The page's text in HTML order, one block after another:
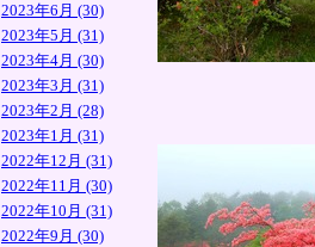
2023年6月 (30)
2023年5月 (31)
2023年4月 (30)
2023年3月 (31)
2023年2月 (28)
2023年1月 (31)
2022年12月 (31)
2022年11月 (30)
2022年10月 (31)
2022年9月 (30)